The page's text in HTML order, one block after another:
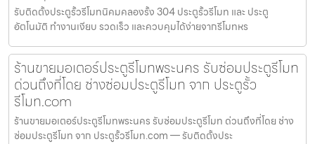
รับติดตั้งประตูรั้วรีโมทนิคมคลองรั้ง 304 ประตูรั้วรีโมท และ ประตู
อัตโนมัติ ทำงานเงียบ รวดเร็ว และควบคุมได้ง่ายจากรีโมทหร
ร้านขายมอเตอร์ประตูรีโมทพระนคร รับซ่อมประตูรีโมท
ด่วนถึงที่โดย ช่างซ่อมประตูรีโมท จาก ประตูรั้ว
รีโมท.com
ร้านขายมอเตอร์ประตูรีโมทพระนคร รับซ่อมประตูรีโมท ด่วนถึงที่โดย ช่าง
ซ่อมประตูรีโมท จาก ประตูรั้วรีโมท.com — รับติดตั้งประ